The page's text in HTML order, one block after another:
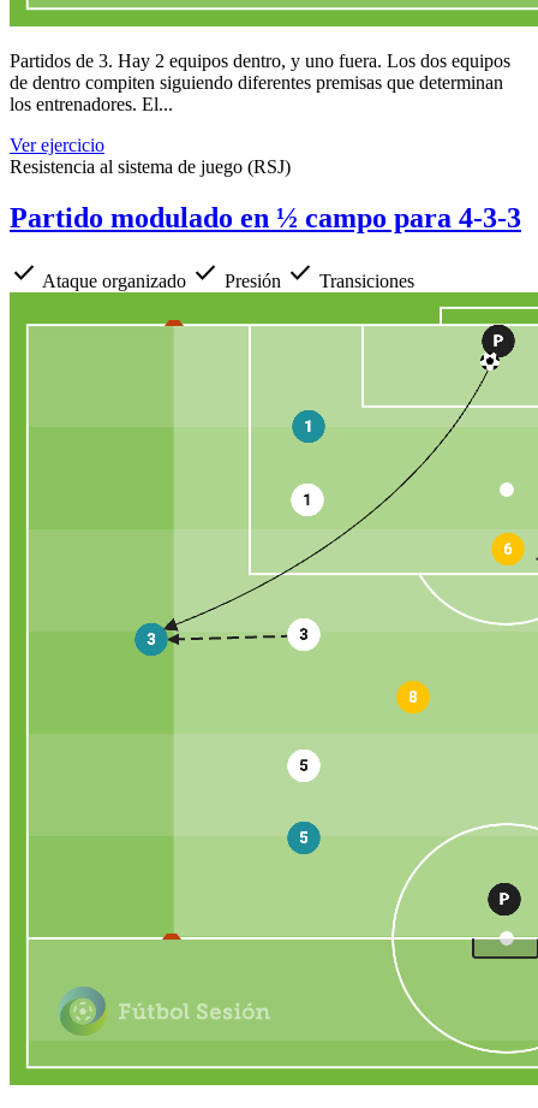
Partidos de 3. Hay 2 equipos dentro, y uno fuera. Los dos equipos
de dentro compiten siguiendo diferentes premisas que determinan
los entrenadores. El...
Ver ejercicio
Resistencia al sistema de juego (RSJ)
Partido modulado en ½ campo para 4-3-3
check Ataque organizado check Presión check Transiciones